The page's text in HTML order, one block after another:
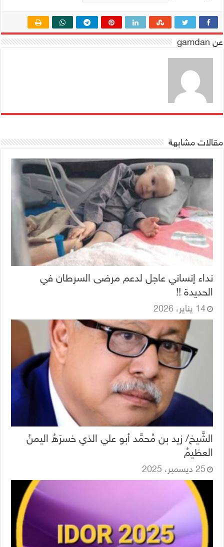
عن gamdan
مقالات مشابهة
نداء إنساني عاجل لدعم مرضى السرطان في
الحديدة !!
14 يناير، 2026
الشَّيخ/ زيد بن مُحمَّد أبو علي الذي خسرَهُ اليمنُ
العظيمُ
25 ديسمبر، 2025